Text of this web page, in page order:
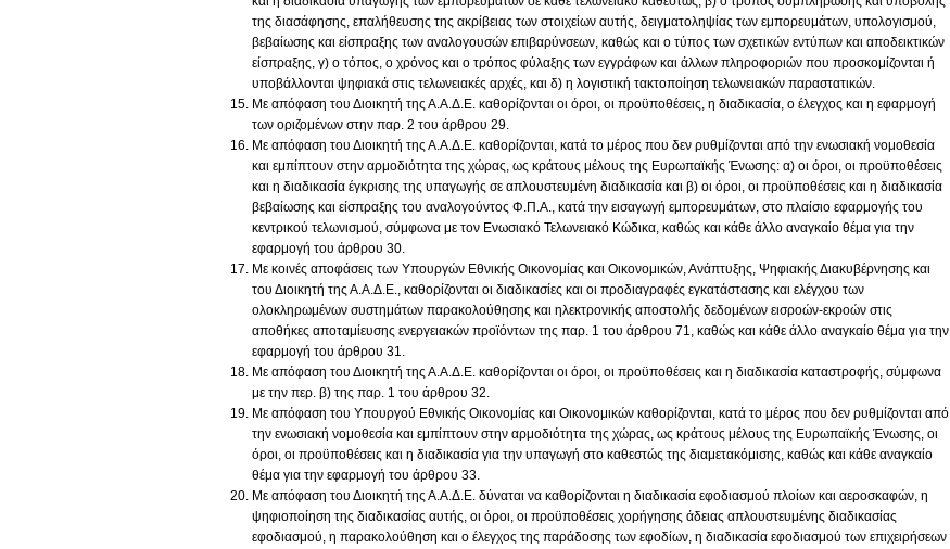
της διασάφησης, επαλήθευσης της ακρίβειας των στοιχείων αυτής, δειγματοληψίας των εμπορευμάτων, υπολογισμού,
βεβαίωσης και είσπραξης των αναλογουσών επιβαρύνσεων, καθώς και ο τύπος των σχετικών εντύπων και αποδεικτικών
είσπραξης, γ) ο τόπος, ο χρόνος και ο τρόπος φύλαξης των εγγράφων και άλλων πληροφοριών που προσκομίζονται ή
υποβάλλονται ψηφιακά στις τελωνειακές αρχές, και δ) η λογιστική τακτοποίηση τελωνειακών παραστατικών.
Με απόφαση του Διοικητή της Α.Α.Δ.Ε. καθορίζονται οι όροι, οι προϋποθέσεις, η διαδικασία, ο έλεγχος και η εφαρμογή
των οριζομένων στην παρ. 2 του άρθρου 29.
Με απόφαση του Διοικητή της Α.Α.Δ.Ε. καθορίζονται, κατά το μέρος που δεν ρυθμίζονται από την ενωσιακή νομοθεσία
και εμπίπτουν στην αρμοδιότητα της χώρας, ως κράτους μέλους της Ευρωπαϊκής Ένωσης: α) οι όροι, οι προϋποθέσεις
και η διαδικασία έγκρισης της υπαγωγής σε απλουστευμένη διαδικασία και β) οι όροι, οι προϋποθέσεις και η διαδικασία
βεβαίωσης και είσπραξης του αναλογούντος Φ.Π.Α., κατά την εισαγωγή εμπορευμάτων, στο πλαίσιο εφαρμογής του
κεντρικού τελωνισμού, σύμφωνα με τον Ενωσιακό Τελωνειακό Κώδικα, καθώς και κάθε άλλο αναγκαίο θέμα για την
εφαρμογή του άρθρου 30.
Με κοινές αποφάσεις των Υπουργών Εθνικής Οικονομίας και Οικονομικών, Ανάπτυξης, Ψηφιακής Διακυβέρνησης και
του Διοικητή της Α.Α.Δ.Ε., καθορίζονται οι διαδικασίες και οι προδιαγραφές εγκατάστασης και ελέγχου των
ολοκληρωμένων συστημάτων παρακολούθησης και ηλεκτρονικής αποστολής δεδομένων εισροών-εκροών στις
αποθήκες αποταμίευσης ενεργειακών προϊόντων της παρ. 1 του άρθρου 71, καθώς και κάθε άλλο αναγκαίο θέμα για την
εφαρμογή του άρθρου 31.
Με απόφαση του Διοικητή της Α.Α.Δ.Ε. καθορίζονται οι όροι, οι προϋποθέσεις και η διαδικασία καταστροφής, σύμφωνα
με την περ. β) της παρ. 1 του άρθρου 32.
Με απόφαση του Υπουργού Εθνικής Οικονομίας και Οικονομικών καθορίζονται, κατά το μέρος που δεν ρυθμίζονται από
την ενωσιακή νομοθεσία και εμπίπτουν στην αρμοδιότητα της χώρας, ως κράτους μέλους της Ευρωπαϊκής Ένωσης, οι
όροι, οι προϋποθέσεις και η διαδικασία για την υπαγωγή στο καθεστώς της διαμετακόμισης, καθώς και κάθε αναγκαίο
θέμα για την εφαρμογή του άρθρου 33.
Με απόφαση του Διοικητή της Α.Α.Δ.Ε. δύναται να καθορίζονται η διαδικασία εφοδιασμού πλοίων και αεροσκαφών, η
ψηφιοποίηση της διαδικασίας αυτής, οι όροι, οι προϋποθέσεις χορήγησης άδειας απλουστευμένης διαδικασίας
εφοδιασμού, η παρακολούθηση και ο έλεγχος της παράδοσης των εφοδίων, η διαδικασία εφοδιασμού των επιχειρήσεων